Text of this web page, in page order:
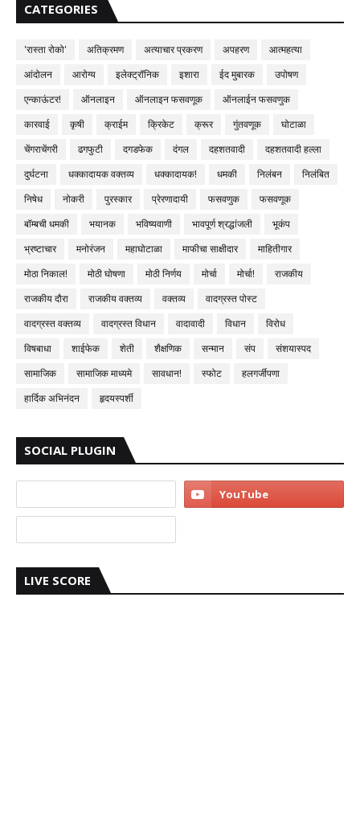
CATEGORIES
'रास्ता रोको' अतिक्रमण अत्याचार प्रकरण अपहरण
आत्महत्या
आंदोलन
आरोग्य इलेक्ट्रॉनिक इशारा ईद मुबारक
उपोषण
एन्काऊंटर!
ऑनलाइन ऑनलाइन फसवणूक
ऑनलाईन फसवणुक
कारवाई
कृषी क्राईम क्रिकेट क्रूर गुंतवणूक
घोटाळा
चेंगराचेंगरी
ढगफुटी दगडफेक दंगल दहशतवादी
दहशतवादी हल्ला
दुर्घटना
धक्कादायक वक्तव्य धक्कादायक! धमकी निलंबन
निलंबित
निषेध
नोकरी पुरस्कार प्रेरणादायी फसवणुक
फसवणूक
बॉम्बची धमकी
भयानक भविष्यवाणी भावपूर्ण श्रद्धांजली
भूकंप
भ्रष्टाचार
मनोरंजन महाघोटाळा माफीचा साक्षीदार
माहितीगार
मोठा निकाल!
मोठी घोषणा मोठी निर्णय मोर्चा मोर्चा!
राजकीय
राजकीय दौरा
राजकीय वक्तव्य वक्तव्य
वादग्रस्त पोस्ट
वादग्रस्त वक्तव्य
वादग्रस्त विधान वादावादी विधान
विरोध
विषबाधा
शाईफेक शेती शैक्षणिक सन्मान संप
संशयास्पद
सामाजिक
सामाजिक माध्यमे सावधान! स्फोट
हलगर्जीपणा
हार्दिक अभिनंदन
हृदयस्पर्शी
SOCIAL PLUGIN
LIVE SCORE